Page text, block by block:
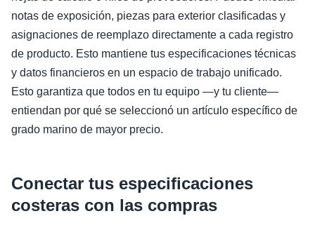
notas de exposición, piezas para exterior clasificadas y
asignaciones de reemplazo directamente a cada registro
de producto. Esto mantiene tus especificaciones técnicas
y datos financieros en un espacio de trabajo unificado.
Esto garantiza que todos en tu equipo —y tu cliente—
entiendan por qué se seleccionó un artículo específico de
grado marino de mayor precio.
Conectar tus especificaciones
costeras con las compras